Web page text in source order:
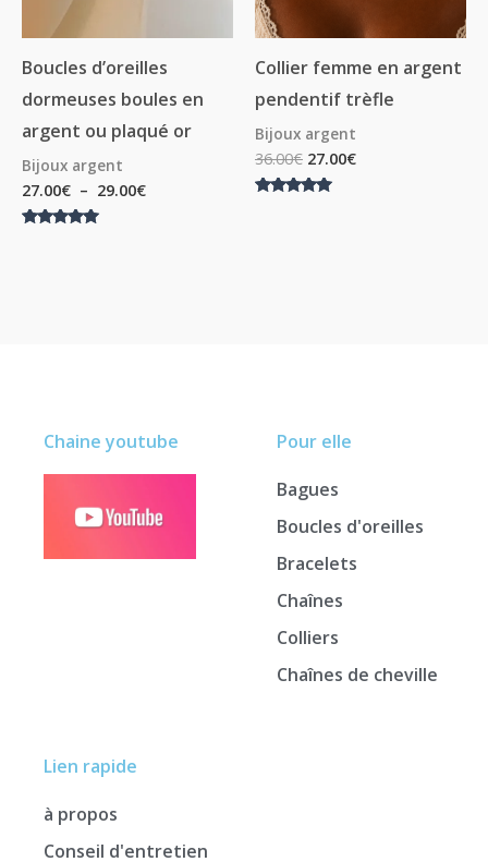
Boucles d’oreilles
dormeuses boules en
argent ou plaqué or
Bijoux argent
27.00€ – 29.00€
Collier femme en argent
pendentif trèfle
Bijoux argent
36.00€ 27.00€
Lien rapide
à propos
Conseil d'entretien
Pour elle
Bagues
Boucles d'oreilles
Bracelets
Chaînes
Colliers
Chaînes de cheville
Chaine youtube